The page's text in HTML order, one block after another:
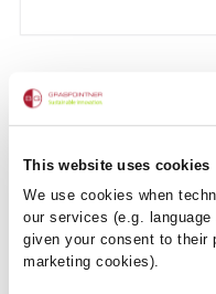
This website uses cookies
We use cookies when
our services (e.g.
given your consent to their
marketing cookies).
Absorbție și
Suprafață netedă
ridicată de drenaj